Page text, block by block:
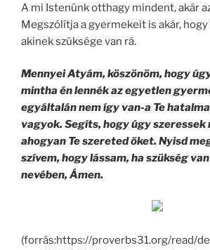
A mi Istenünk otthagy mindent, akár
Megszólítja a gyermekeit is akár,
akinek szüksége van rá.
Mennyei Atyám, köszönöm, hogy
mintha én lennék az egyetlen
egyáltalán nem így van-a Te
vagyok. Segíts, hogy úgy szeressek
ahogyan Te szereted őket. Nyisd
szívem, hogy lássam, ha szükség
nevében, Ámen.
(forrás:https://proverbs31.org/read/